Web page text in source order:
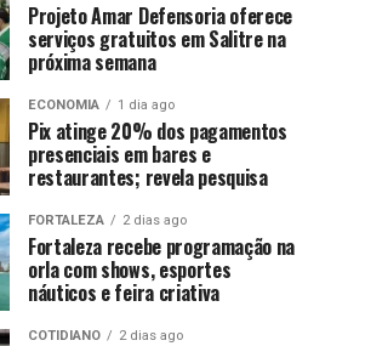
Projeto Amar Defensoria oferece
serviços gratuitos em Salitre na
próxima semana
ECONOMIA 1 dia ago
Pix atinge 20% dos pagamentos
presenciais em bares e
restaurantes; revela pesquisa
FORTALEZA 2 dias ago
Fortaleza recebe programação na
orla com shows, esportes
náuticos e feira criativa
COTIDIANO 2 dias ago